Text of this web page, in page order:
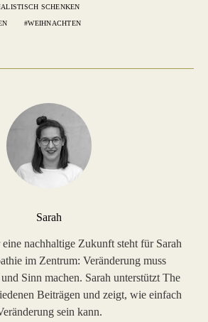
SCHENKEN
WEIHNACHTEN
Sarah
nachhaltige Zukunft steht für Sarah
im Zentrum: Veränderung muss
Sinn machen. Sarah unterstützt The
Beiträgen und zeigt, wie einfach
sein kann.